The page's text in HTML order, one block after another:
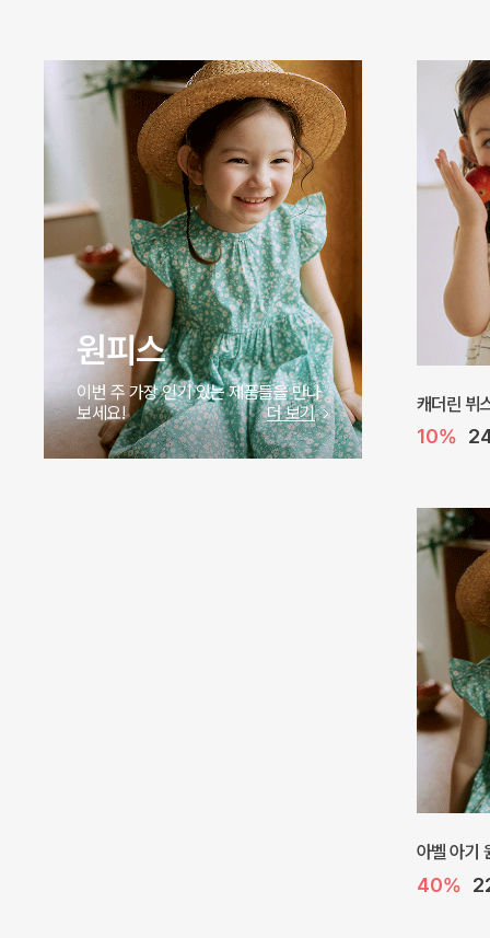
바디슈트
이번 주 가장 인기 있는 제품들을 만나
보세요!
더 보기 오드 바디
10%
네로 바디
10%